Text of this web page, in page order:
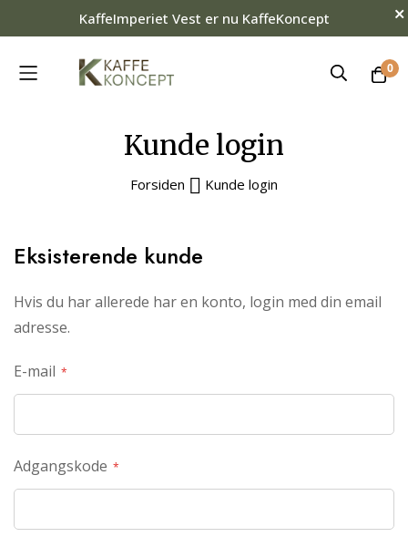
KaffeImperiet Vest er nu KaffeKoncept
0
Kunde login
Forsiden Kunde login
Eksisterende kunde
Hvis du har allerede har en konto, login med din email
adresse.
E-mail
Adgangskode